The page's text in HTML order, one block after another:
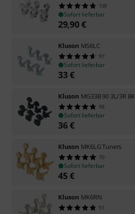
139
Sofort lieferbar
29,90€
Kluson MS6LC
97
Sofort lieferbar
33€
Kluson MG33B 90 3L/3R BK
98
Sofort lieferbar
36€
Kluson MK6LG Tuners
70
Sofort lieferbar
45€
Kluson MK6RN
91